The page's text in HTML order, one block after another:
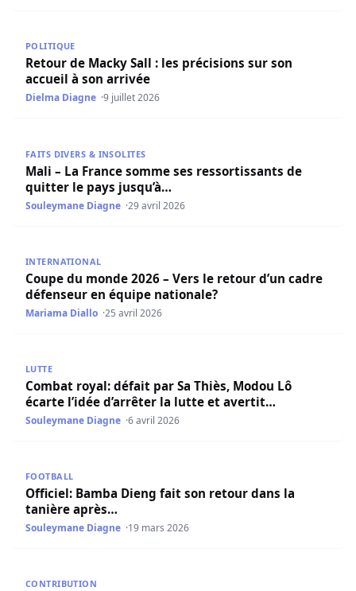
POLITIQUE
Retour de Macky Sall : les précisions sur son
accueil à son arrivée
Dielma Diagne 9 juillet 2026
FAITS DIVERS & INSOLITES
Mali – La France somme ses ressortissants de
quitter le pays jusqu’à…
Souleymane Diagne 29 avril 2026
INTERNATIONAL
Coupe du monde 2026 – Vers le retour d’un cadre
défenseur en équipe nationale?
Mariama Diallo 25 avril 2026
LUTTE
Combat royal: défait par Sa Thiès, Modou Lô
écarte l’idée d’arrêter la lutte et avertit…
Souleymane Diagne 6 avril 2026
FOOTBALL
Officiel: Bamba Dieng fait son retour dans la
tanière après…
Souleymane Diagne 19 mars 2026
CONTRIBUTION